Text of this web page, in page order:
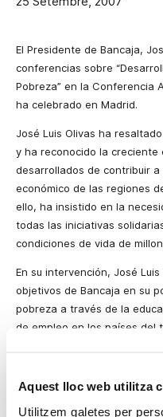
Aquest lloc web utilitza
Utilitzem galetes per
El Presidente de Bancaja,
conferencias sobre
Pobreza” en la Conferencia
ha celebrado en Madrid.
José Luis Olivas ha
y ha reconocido la creciente
desarrollados de contribuir
económico de las regiones
ello, ha insistido en la
todas las iniciativas
condiciones de vida de
En su intervención, José
objetivos de Bancaja en su
pobreza a través de la
de empleo en los países del
en el desarrollo social de sus
Sobre la educación de los